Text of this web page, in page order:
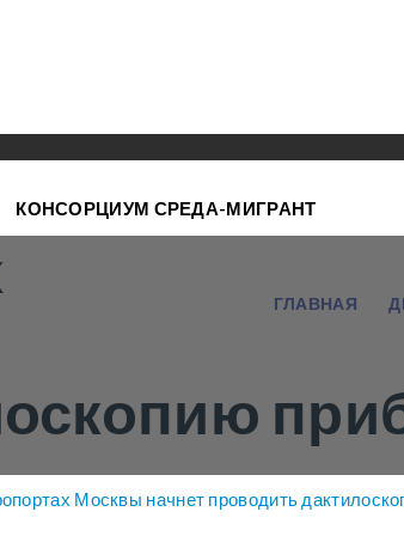
КОНСОРЦИУМ СРЕДА-МИГРАНТ
ГЛАВНАЯ
Москвы начнет проводить